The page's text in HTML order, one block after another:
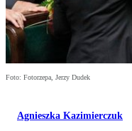
Foto: Fotorzepa, Jerzy Dudek
Agnieszka Kazimierczuk